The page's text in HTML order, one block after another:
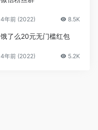
4年前 (2022) 8.5K
饿了么20元无门槛红包
4年前 (2022) 5.2K